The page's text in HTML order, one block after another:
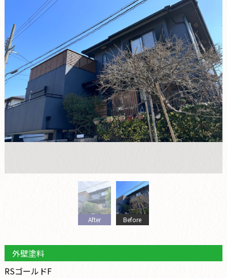
After Before
外壁塗料
RSゴールドF